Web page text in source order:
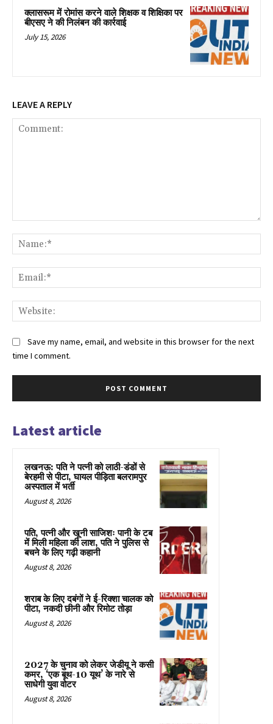
क्लासरूम में रोमांस करने वाले शिक्षक व शिक्षिका पर
बीएसए ने की निलंबन की कार्रवाई
July 15, 2026
LEAVE A REPLY
Save my name, email, and website in this browser for the next
time I comment.
Latest article
लखनऊ: पति ने पत्नी को लाठी-डंडों से
बेरहमी से पीटा, घायल पीड़िता बलरामपुर
अस्पताल में भर्ती
August 8, 2026
पति, पत्नी और खूनी साजिशः पानी के टब
में मिली महिला की लाश, पति ने पुलिस से
बचने के लिए गढ़ी कहानी
August 8, 2026
शराब के लिए दबंगों ने ई-रिक्शा चालक को
पीटा, नकदी छीनी और रिमोट तोड़ा
August 8, 2026
2027 के चुनाव को लेकर जेडीयू ने कसी
कमर, ‘एक बूथ-10 यूथ’ के नारे से
साधेगी युवा वोटर
August 8, 2026